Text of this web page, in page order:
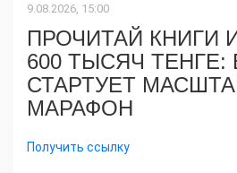
9.08.2026, 15:00
ПРОЧИТАЙ КНИГИ
600 ТЫСЯЧ ТЕНГЕ:
СТАРТУЕТ
МАРАФОН
Получить ссылку